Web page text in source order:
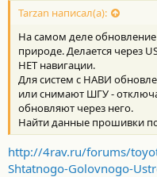
Tarzan написал(а):
На самом деле обновление
природе. Делается через
НЕТ навигации.
Для систем с НАВИ
или снимают ШГУ -
обновляют через него.
Найти данные прошивки
http://4rav.ru/forums/
Shtatnogo-Golovnogo-